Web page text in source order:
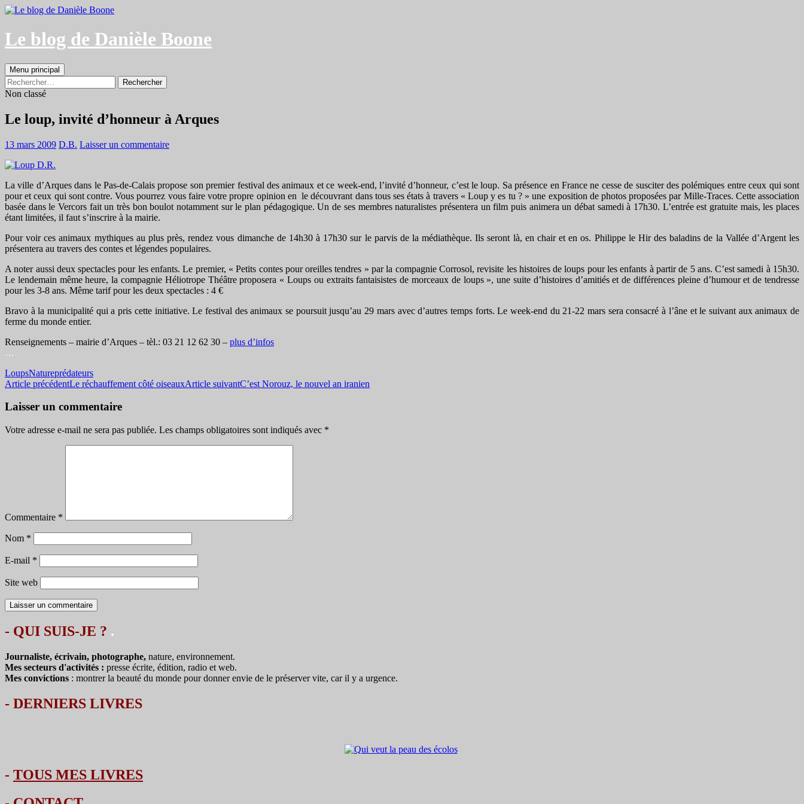
Aller
contenu
Le blog de Danièle Boone
Recherche
Menu principal
Rechercher :
Non classé
Le loup, invité d’honneur à Arques
13 mars 2009 D.B. Laisser un commentaire
La ville d’Arques dans le Pas-de-Calais propose son premier festival des animaux et ce week-end, l’invité d’honneur, c’est le loup. Sa présence en France ne cesse de susciter des polémiques entre ceux qui sont
pour et ceux qui sont contre. Vous pourrez vous faire votre propre opinion en le découvrant dans tous ses états à travers « Loup y es tu ? » une exposition de photos proposées par Mille-Traces. Cette association
basée dans le Vercors fait un très bon boulot notamment sur le plan pédagogique. Un de ses membres naturalistes présentera un film puis animera un débat samedi à 17h30. L’entrée est gratuite mais, les places
étant limitées, il faut s’inscrire à la mairie.
Pour voir ces animaux mythiques au plus près, rendez vous dimanche de 14h30 à 17h30 sur le parvis de la médiathèque. Ils seront là, en chair et en os. Philippe le Hir des baladins de la Vallée d’Argent les
présentera au travers des contes et légendes populaires.
A noter aussi deux spectacles pour les enfants. Le premier, « Petits contes pour oreilles tendres » par la compagnie Corrosol, revisite les histoires de loups pour les enfants à partir de 5 ans. C’est samedi à 15h30.
Le lendemain même heure, la compagnie Héliotrope Théâtre proposera « Loups ou extraits fantaisistes de morceaux de loups », une suite d’histoires d’amitiés et de différences pleine d’humour et de tendresse
pour les 3-8 ans. Même tarif pour les deux spectacles : 4 €
Bravo à la municipalité qui a pris cette initiative. Le festival des animaux se poursuit jusqu’au 29 mars avec d’autres temps forts. Le week-end du 21-22 mars sera consacré à l’âne et le suivant aux animaux de
ferme du monde entier.
Renseignements – mairie d’Arques – tèl.: 03 21 12 62 30 – plus d’infos
…
LoupsNatureprédateurs
Navigation
des
Article précédentLe réchauffement côté oiseauxArticle suivantC’est Norouz, le nouvel an iranien
Laisser un commentaire
Votre adresse e-mail ne sera pas publiée. Les champs obligatoires sont indiqués avec *
Commentaire *
Nom *
E-mail *
Site web
- QUI SUIS-JE ? .
Journaliste, écrivain, photographe, nature, environnement.
Mes secteurs d'activités : presse écrite, édition, radio et web.
Mes convictions : montrer la beauté du monde pour donner envie de le préserver vite, car il y a urgence.
- DERNIERS LIVRES
- TOUS MES LIVRES